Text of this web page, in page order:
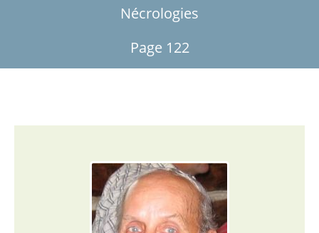
Nécrologies
Page 122